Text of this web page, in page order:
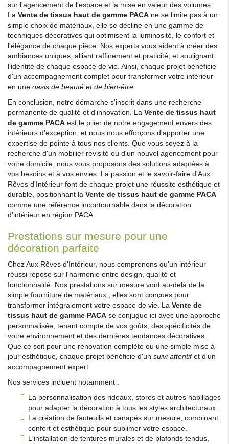
sur l'agencement de l'espace et la mise en valeur des volumes.
La Vente de tissus haut de gamme PACA ne se limite pas à un
simple choix de matériaux, elle se décline en une gamme de
techniques décoratives qui optimisent la luminosité, le confort et
l'élégance de chaque pièce. Nos experts vous aident à créer des
ambiances uniques, alliant raffinement et praticité, et soulignant
l'identité de chaque espace de vie. Ainsi, chaque projet bénéficie
d'un accompagnement complet pour transformer votre intérieur
en une oasis de beauté et de bien-être.
En conclusion, notre démarche s'inscrit dans une recherche
permanente de qualité et d'innovation. La Vente de tissus haut
de gamme PACA est le pilier de notre engagement envers des
intérieurs d'exception, et nous nous efforçons d'apporter une
expertise de pointe à tous nos clients. Que vous soyez à la
recherche d'un mobilier revisité ou d'un nouvel agencement pour
votre domicile, nous vous proposons des solutions adaptées à
vos besoins et à vos envies. La passion et le savoir-faire d'Aux
Rêves d'Intérieur font de chaque projet une réussite esthétique et
durable, positionnant la Vente de tissus haut de gamme PACA
comme une référence incontournable dans la décoration
d'intérieur en région PACA.
Prestations sur mesure pour une
décoration parfaite
Chez Aux Rêves d'Intérieur, nous comprenons qu'un intérieur
réussi repose sur l'harmonie entre design, qualité et
fonctionnalité. Nos prestations sur mesure vont au-delà de la
simple fourniture de matériaux ; elles sont conçues pour
transformer intégralement votre espace de vie. La Vente de
tissus haut de gamme PACA se conjugue ici avec une approche
personnalisée, tenant compte de vos goûts, des spécificités de
votre environnement et des dernières tendances décoratives.
Que ce soit pour une rénovation complète ou une simple mise à
jour esthétique, chaque projet bénéficie d'un suivi attentifet d'un
accompagnement expert.
Nos services incluent notamment :
La personnalisation des rideaux, stores et autres habillages
pour adapter la décoration à tous les styles architecturaux.
La création de fauteuils et canapés sur mesure, combinant
confort et esthétique pour sublimer votre espace.
L'installation de tentures murales et de plafonds tendus,